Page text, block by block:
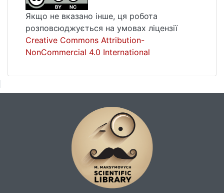
Якщо не вказано інше, ця робота
розповсюджується на умовах ліцензії
Creative Commons Attribution-
NonCommercial 4.0 International